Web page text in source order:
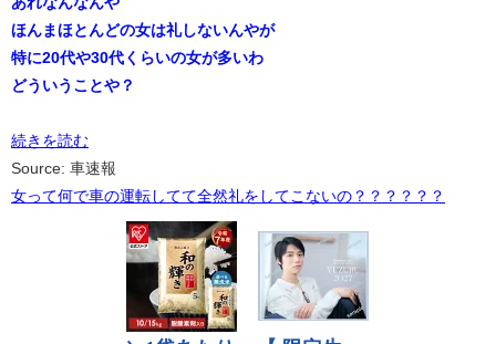
ほんまほとんどの女は礼しないんやが
特に20代や30代くらいの女が多いわ
どういうことや？
続きを読む
Source: 車速報
女って何で車の運転してて全然礼をしてこないの？？？？？？